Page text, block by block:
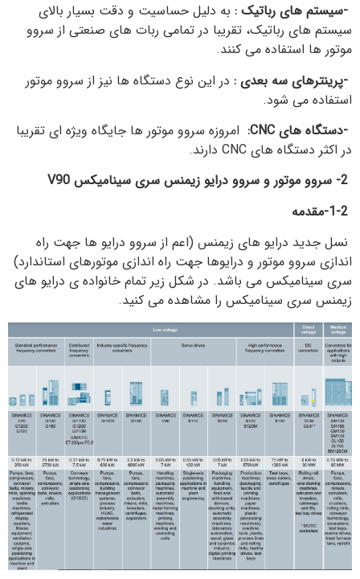
-سیستم های رباتیک : به دلیل حساسیت و دقت بسیار بالای
سیستم های رباتیک، تقریبا در تمامی ربات های صنعتی از سروو
موتور ها استفاده می کنند.
-پرینترهای سه بعدی : در این نوع دستگاه ها نیز از سروو موتور
استفاده می شود.
-دستگاه های CNC
: امروزه سروو موتور ها جایگاه ویژه ای تقریبا
در اکثر دستگاه های CNC دارند.
2- سروو موتور و سروو درایو زیمنس سری سینامیکس
V90
1-2-مقدمه
نسل جدید درایو های زیمنس (اعم از سروو درایو ها جهت راه
اندازی سروو موتور و درایوها جهت راه اندازی موتورهای استاندارد)
سری سینامیکس می باشد. در شکل زیر تمام خانواده ی درایو های
زیمنس سری سینامیکس را مشاهده می کنید.